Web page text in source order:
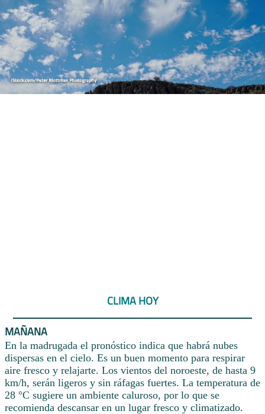
CLIMA HOY
MAÑANA
En la madrugada el pronóstico indica que habrá nubes
dispersas en el cielo. Es un buen momento para respirar
aire fresco y relajarte. Los vientos del noroeste, de hasta 9
km/h, serán ligeros y sin ráfagas fuertes. La temperatura de
28 °C sugiere un ambiente caluroso, por lo que se
recomienda descansar en un lugar fresco y climatizado.